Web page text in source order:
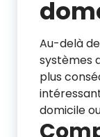
Au-delà
systèmes
plus
domicile